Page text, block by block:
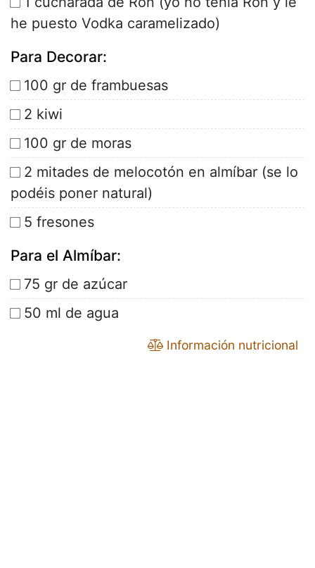
he puesto Vodka caramelizado)
Para Decorar:
100 gr de frambuesas
2 kiwi
100 gr de moras
2 mitades de melocotón en almíbar (se lo
podéis poner natural)
5 fresones
Para el Almíbar:
75 gr de azúcar
50 ml de agua
Información nutricional